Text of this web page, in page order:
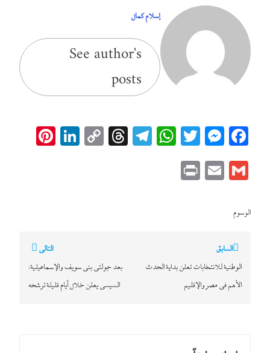
إسلام كمال
See author's
posts
Facebook
Messenger
Twitter
WhatsApp
Telegram
Threads
Copy
Gmail
Email
الوسوم
تصفّح
المقالات
السابق
الوطنية للانتخابات تعلن بداية الحدث
الأهم في مصر والإقليم
التالي
بعد جولتي بنى سويف والإسماعيلية:
السيسي يعلن خلال أيام قليلة ترشحه